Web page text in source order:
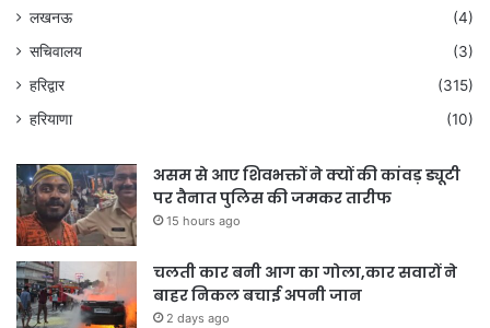
लखनऊ
(4)
सचिवालय
(3)
हरिद्वार
(315)
हरियाणा
(10)
असम से आए शिवभक्तों ने क्यों की कांवड़ ड्यूटी
पर तैनात पुलिस की जमकर तारीफ
15 hours ago
चलती कार बनी आग का गोला,कार सवारों ने
बाहर निकल बचाई अपनी जान
2 days ago